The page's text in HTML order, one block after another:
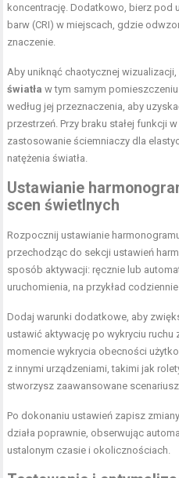
koncentrację. Dodatkowo, bierz pod
barw (CRI) w miejscach, gdzie
znaczenie.
Aby uniknąć chaotycznej
światła w tym samym
według jej przeznaczenia, aby
przestrzeń. Przy braku stałej funkcji
zastosowanie ściemniaczy dla
natężenia światła.
Ustawianie
scen świetlnych
Rozpocznij ustawianie
przechodząc do sekcji ustawień
sposób aktywacji: ręcznie lub
uruchomienia, na przykład
Dodaj warunki dodatkowe, aby
ustawić aktywację po wykryciu ruchu
momencie wykrycia obecności
z innymi urządzeniami, takimi jak
stworzysz zaawansowane
Po dokonaniu ustawień zapisz
działa poprawnie, obserwując
ustalonym czasie i okolicznościach.